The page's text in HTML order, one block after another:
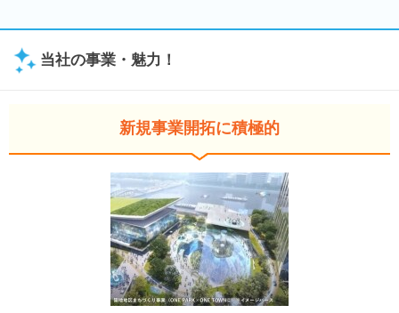
当社の事業・魅力！
新規事業開拓に積極的